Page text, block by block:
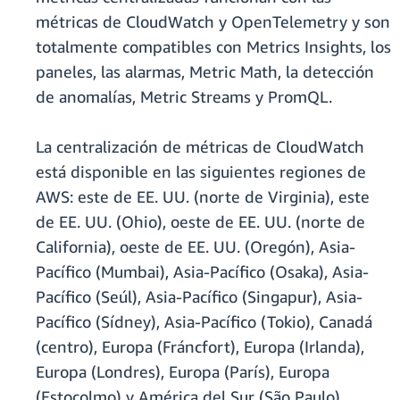
métricas de CloudWatch y OpenTelemetry y son
totalmente compatibles con Metrics Insights, los
paneles, las alarmas, Metric Math, la detección
de anomalías, Metric Streams y PromQL.
La centralización de métricas de CloudWatch
está disponible en las siguientes regiones de
AWS: este de EE. UU. (norte de Virginia), este
de EE. UU. (Ohio), oeste de EE. UU. (norte de
California), oeste de EE. UU. (Oregón), Asia-
Pacífico (Mumbai), Asia-Pacífico (Osaka), Asia-
Pacífico (Seúl), Asia-Pacífico (Singapur), Asia-
Pacífico (Sídney), Asia-Pacífico (Tokio), Canadá
(centro), Europa (Fráncfort), Europa (Irlanda),
Europa (Londres), Europa (París), Europa